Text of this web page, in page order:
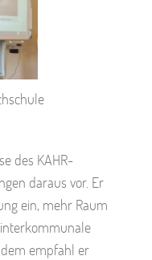
des KAHR-
daraus vor. Er
ein, mehr Raum
empfahl er